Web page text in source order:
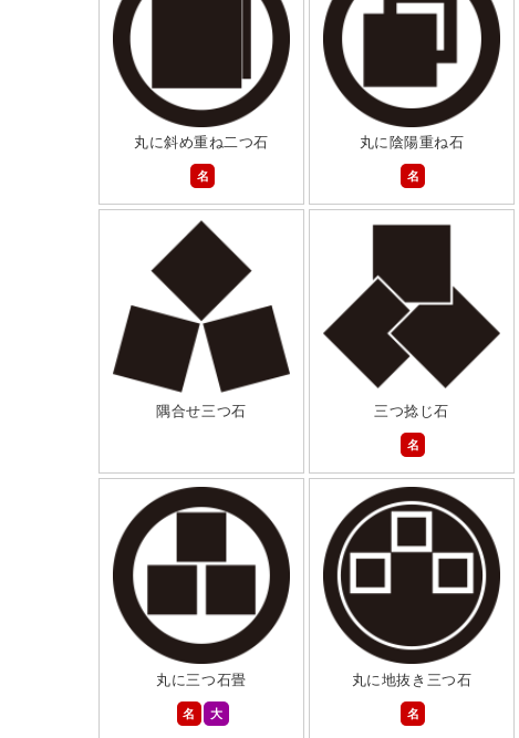
丸に斜め重ね二つ石
名
丸に陰陽重ね石
名
隅合せ三つ石
三つ捻じ石
名
丸に三つ石畳
名
大
丸に地抜き三つ石
名